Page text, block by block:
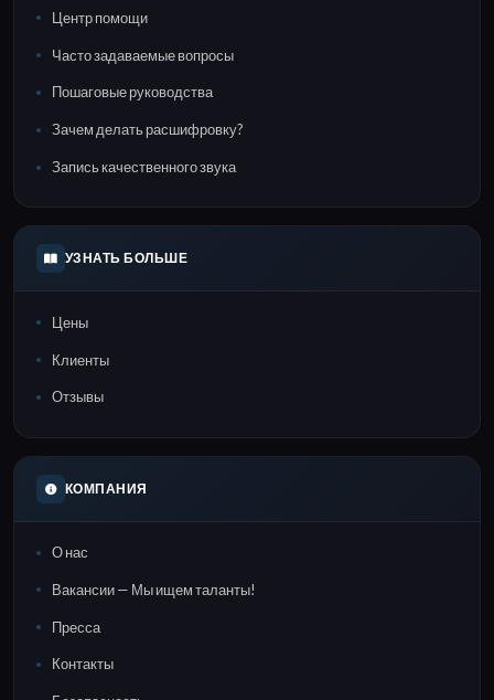
Центр помощи
Часто задаваемые вопросы
Пошаговые руководства
Зачем делать расшифровку?
Запись качественного звука
УЗНАТЬ БОЛЬШЕ
Цены
Клиенты
Отзывы
КОМПАНИЯ
О нас
Вакансии — Мы ищем таланты!
Пресса
Контакты